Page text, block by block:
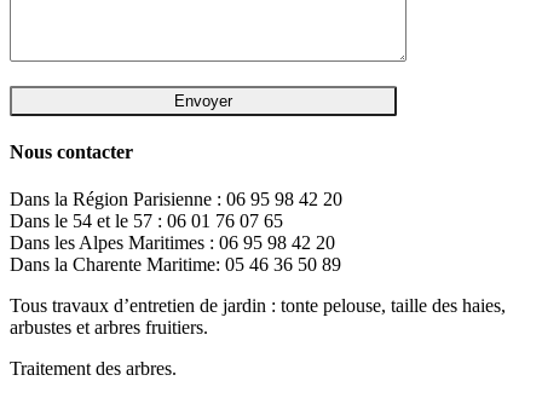
Nous contacter
Dans la Région Parisienne : 06 95 98 42 20
Dans le 54 et le 57 : 06 01 76 07 65
Dans les Alpes Maritimes : 06 95 98 42 20
Dans la Charente Maritime: 05 46 36 50 89
Tous travaux d’entretien de jardin : tonte pelouse, taille des haies,
arbustes et arbres fruitiers.
Traitement des arbres.